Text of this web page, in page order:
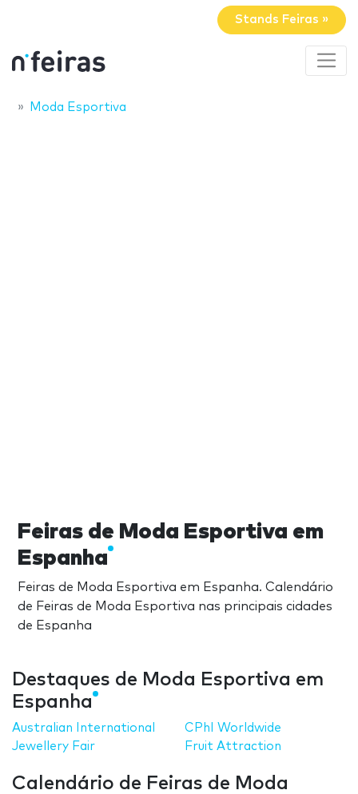
Stands Feiras »
Moda Esportiva
Feiras de Moda Esportiva em
Espanha
Feiras de Moda Esportiva em Espanha. Calendário
de Feiras de Moda Esportiva nas principais cidades
de Espanha
Destaques de Moda Esportiva em
Espanha
Australian International
Jewellery Fair
CPhI Worldwide
Fruit Attraction
Calendário de Feiras de Moda